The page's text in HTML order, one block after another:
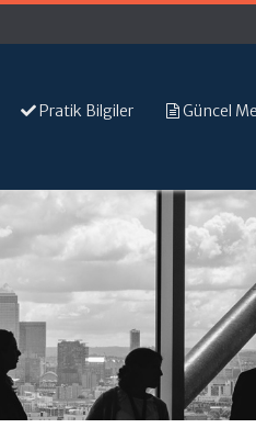
Pratik Bilgiler Güncel